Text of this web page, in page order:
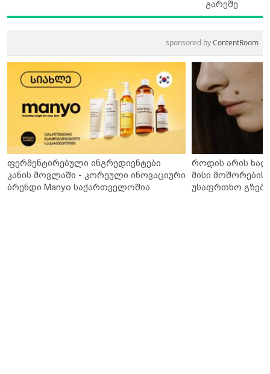
გარეშე
sponsored byContentRoom
ფერმენტირებული ინგრედიენტები
კანის მოვლაში - კორეული ინოვაციური
ბრენდი Manyo საქართველოშია
როდის არის
მისი მოშორების
უსაფრთხო გზები